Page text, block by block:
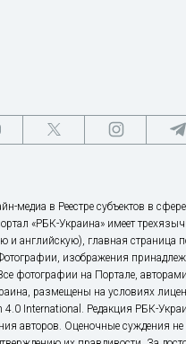
медиа в Реестре субъектов в
«РБК-Украина» имеет
и английскую), главная страница
изображения
фотографии на Портале,
размещены на условиях
International. Редакция РБК-
авторов. Оценочные суждения не